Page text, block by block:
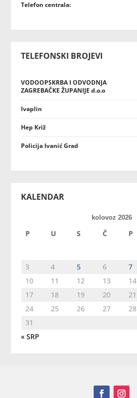
Telefon centrala:
TELEFONSKI BROJEVI
VODOOPSKRBA I ODVODNJA
ZAGREBAČKE ŽUPANIJE d.o.o
Ivaplin
Hep Križ
Policija Ivanić Grad
KALENDAR
kolovoz 2026
P U S Č P
3
4 5 6 7
10
11 12 13 14
17
18 19 20 21
24
25 26 27 28
31
« SRP